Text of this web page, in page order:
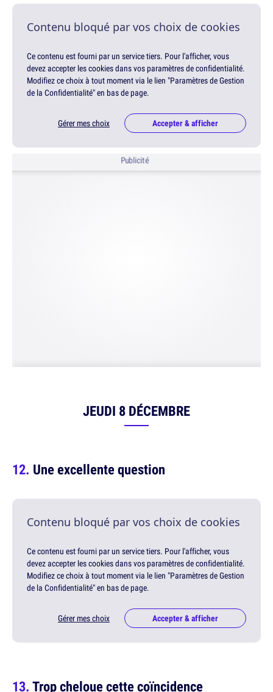
Contenu bloqué par vos choix de cookies
Ce contenu est fourni par un service tiers. Pour l'afficher, vous
devez accepter les cookies dans vos paramètres de confidentialité.
Modifiez ce choix à tout moment via le lien "Paramètres de Gestion
de la Confidentialité" en bas de page.
Gérer mes choix Accepter & afficher
Publicité
JEUDI 8 DÉCEMBRE
Une excellente question
Contenu bloqué par vos choix de cookies
Ce contenu est fourni par un service tiers. Pour l'afficher, vous
devez accepter les cookies dans vos paramètres de confidentialité.
Modifiez ce choix à tout moment via le lien "Paramètres de Gestion
de la Confidentialité" en bas de page.
Gérer mes choix Accepter & afficher
Trop cheloue cette coïncidence